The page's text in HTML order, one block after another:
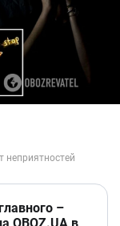
–
OBOZ.UA в